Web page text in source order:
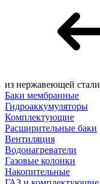
из нержавеющей стали
Баки мембранные
Гидроаккумуляторы
Комплектующие
Расширительные баки
Вентиляция
Водонагреватели
Газовые колонки
Накопительные